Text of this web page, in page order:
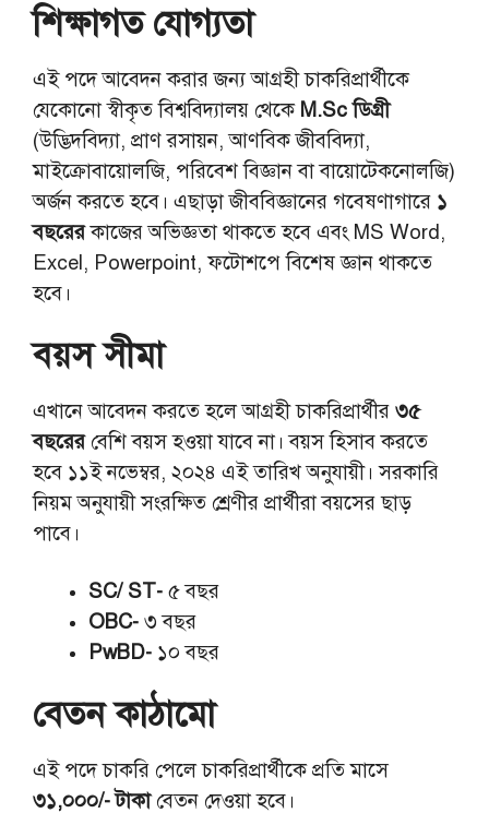
শিক্ষাগত যোগ্যতা
এই পদে আবেদন করার জন্য আগ্রহী চাকরিপ্রার্থীকে
যেকোনো স্বীকৃত বিশ্ববিদ্যালয় থেকেM.Sc ডিগ্রী
(উদ্ভিদবিদ্যা, প্রাণ রসায়ন, আণবিক জীববিদ্যা,
মাইক্রোবায়োলজি, পরিবেশ বিজ্ঞান বা বায়োটেকনোলজি)
অর্জন করতে হবে। এছাড়া জীববিজ্ঞানের গবেষণাগারে ১
বছরেরকাজের অভিজ্ঞতা থাকতে হবে এবং MS Word,
Excel, Powerpoint, ফটোশপে বিশেষ জ্ঞান থাকতে
হবে।
বয়স সীমা
এখানে আবেদন করতে হলে আগ্রহী চাকরিপ্রার্থীর ৩৫
বছরেরবেশি বয়স হওয়া যাবে না। বয়স হিসাব করতে
হবে ১১ই নভেম্বর, ২০২৪ এই তারিখ অনুযায়ী। সরকারি
নিয়ম অনুযায়ী সংরক্ষিত শ্রেণীর প্রার্থীরা বয়সের ছাড়
পাবে।
SC/ ST- ৫ বছর
OBC- ৩ বছর
PwBD- ১০ বছর
বেতন কাঠামো
এই পদে চাকরি পেলে চাকরিপ্রার্থীকে প্রতি মাসে
৩১,০০০/- টাকাবেতন দেওয়া হবে।